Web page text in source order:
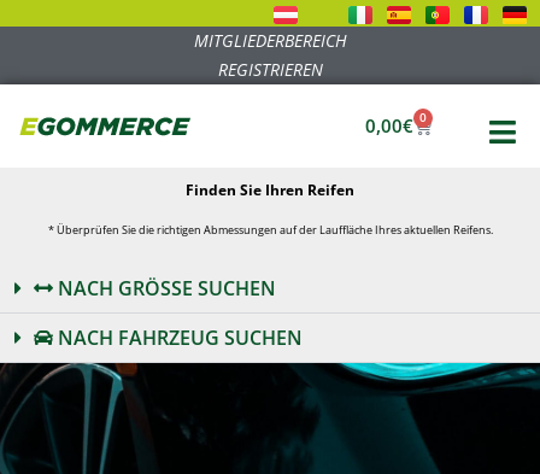
MITGLIEDERBEREICH
REGISTRIEREN
0,00€ 0
Finden Sie Ihren Reifen
* Überprüfen Sie die richtigen Abmessungen auf der Lauffläche Ihres aktuellen Reifens.
NACH GRÖSSE SUCHEN
NACH FAHRZEUG SUCHEN